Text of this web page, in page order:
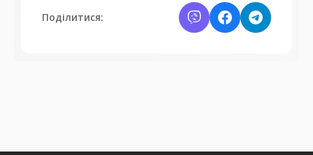
Поділитися: